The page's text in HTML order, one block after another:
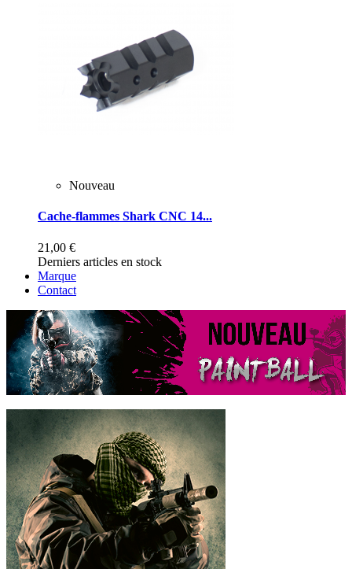
Nouveau
Cache-flammes Shark CNC 14...
21,00 €
Derniers articles en stock
Marque
Contact